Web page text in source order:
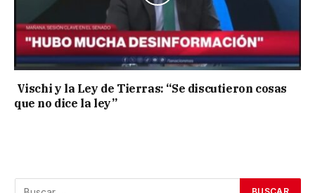
Vischi y la Ley de Tierras: “Se discutieron cosas
que no dice la ley”